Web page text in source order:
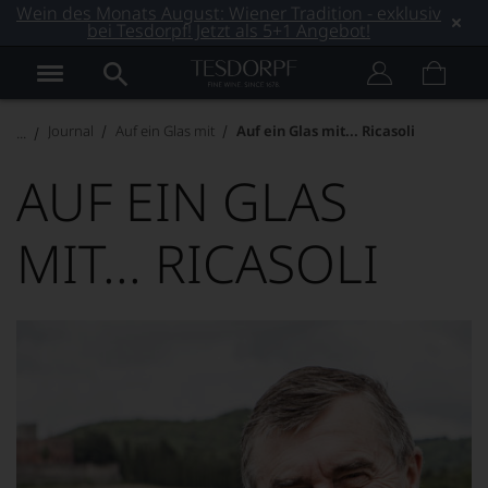
Wein des Monats August: Wiener Tradition - exklusiv
bei Tesdorpf! Jetzt als 5+1 Angebot!
Journal Auf ein Glas mit Auf ein Glas mit... Ricasoli
AUF EIN GLAS
MIT... RICASOLI